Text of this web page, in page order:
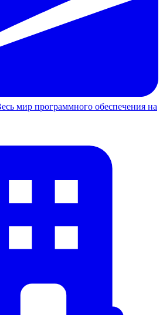
мир программного обеспечения на